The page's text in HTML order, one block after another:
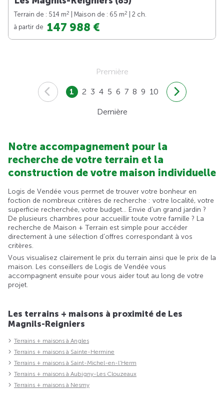
Terrain de : 514 m2 | Maison de : 65 m2
| 2 ch.
à partir de 147 988 €
Première
1 2 3 4 5 6 7 8 9 10
Dernière
Notre accompagnement pour la
recherche de votre terrain et la
construction de votre maison individuelle
Logis de Vendée vous permet de trouver votre bonheur en
foction de nombreux critères de recherche : votre localité, votre
superficie recherchée, votre budget... Envie d'un grand jardin ?
De plusieurs chambres pour accueillir toute votre famille ? La
recherche de Maison + Terrain est simple pour accéder
directement à une sélection d'offres correspondant à vos
critères.
Vous visualisez clairement le prix du terrain ainsi que le prix de la
maison. Les conseillers de Logis de Vendée vous
accompagnent ensuite pour vous aider tout au long de votre
projet.
Les terrains + maisons à proximité de Les
Magnils-Reigniers
Terrains + maisons à Angles
Terrains + maisons à Sainte-Hermine
Terrains + maisons à Saint-Michel-en-l'Herm
Terrains + maisons à Aubigny-Les Clouzeaux
Terrains + maisons à Nesmy